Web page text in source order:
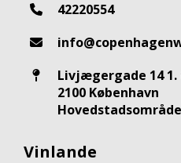
42220554
Livjægergade 14
2100 København
Vinlande